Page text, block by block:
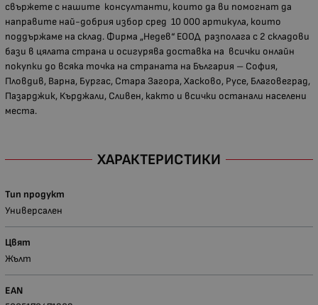
свържете с нашите консултанти, които да ви помогнат да
направите най-добрия избор сред 10 000 артикула, които
поддържаме на склад. Фирма „Недев“ ЕООД разполага с 2 складови
бази в цялата страна и осигурява доставка на всички онлайн
покупки до всяка точка на страната на България – София,
Пловдив, Варна, Бургас, Стара Загора, Хасково, Русе, Благовеград,
Пазарджик, Кърджали, Сливен, както и всички останали населени
места.
ХАРАКТЕРИСТИКИ
Тип продукт
Универсален
Цвят
Жълт
EAN